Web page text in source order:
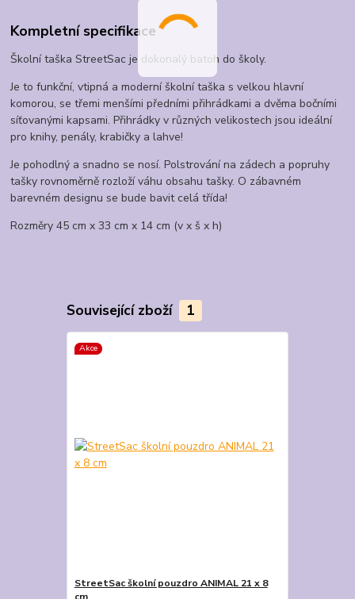
Kompletní specifikace
Školní taška StreetSac je dokonalý batoh do školy.
Je to funkční, vtipná a moderní školní taška s velkou hlavní
komorou, se třemi menšími předními přihrádkami a dvěma bočními
síťovanými kapsami. Přihrádky v různých velikostech jsou ideální
pro knihy, penály, krabičky a lahve!
Je pohodlný a snadno se nosí. Polstrování na zádech a popruhy
tašky rovnoměrně rozloží váhu obsahu tašky. O zábavném
barevném designu se bude bavit celá třída!
Rozměry 45 cm x 33 cm x 14 cm (v x š x h)
Související zboží 1
Akce
StreetSac školní pouzdro ANIMAL 21 x 8